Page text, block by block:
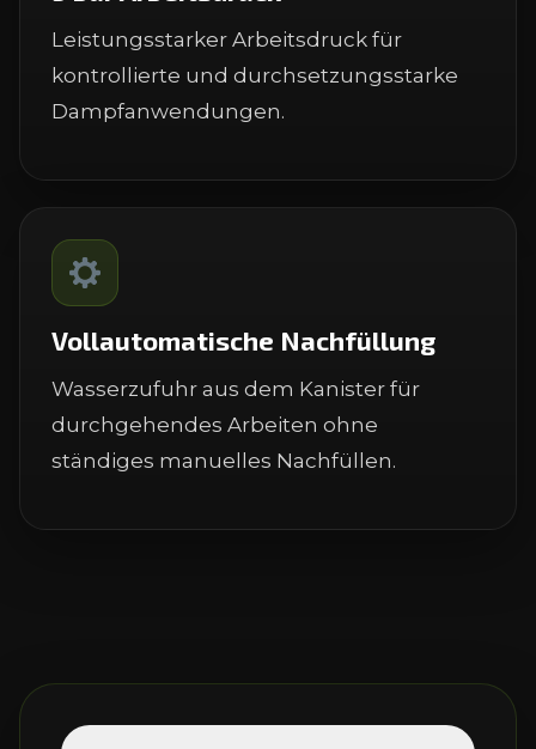
Leistungsstarker Arbeitsdruck für
kontrollierte und durchsetzungsstarke
Dampfanwendungen.
Vollautomatische Nachfüllung
Wasserzufuhr aus dem Kanister für
durchgehendes Arbeiten ohne
ständiges manuelles Nachfüllen.